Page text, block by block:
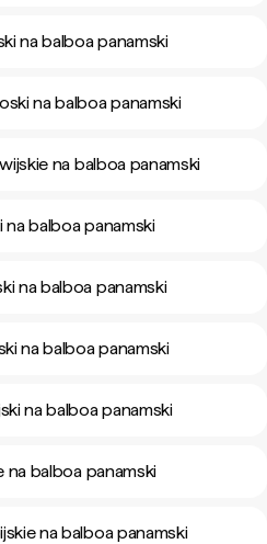
na balboa panamski
na balboa panamski
na balboa panamski
na balboa panamski
na balboa panamski
na balboa panamski
na balboa panamski
na balboa panamski
na balboa panamski